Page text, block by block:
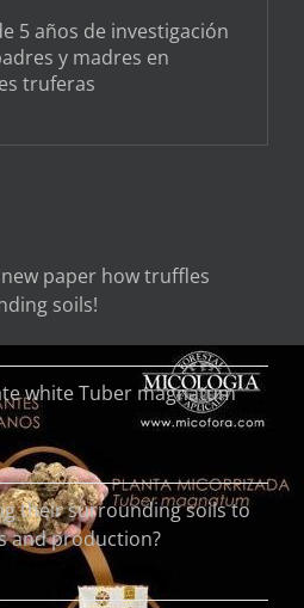
5 años de investigación
y madres en
truferas
paper how truffles
soils!
white Tuber magnatum
their surrounding soils to
and production?